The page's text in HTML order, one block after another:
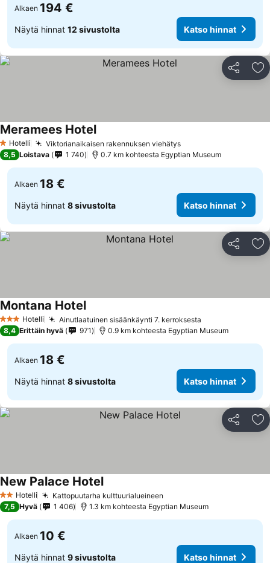
Alkaen 194 €
Näytä hinnat 12 sivustolta Katso hinnat
Jaa
1 Tähtiluokitus
Hotelli Viktorianaikaisen rakennuksen viehätys
Meramees Hotel
8,5 Loistava 1 740 0.7 km kohteesta Egyptian Museum
Alkaen 18 €
Näytä hinnat 8 sivustolta Katso hinnat
Jaa
3 Tähtiluokitus
Hotelli Ainutlaatuinen sisäänkäynti 7. kerroksesta
Montana Hotel
8,4 Erittäin hyvä 971 0.9 km kohteesta Egyptian Museum
Alkaen 18 €
Näytä hinnat 8 sivustolta Katso hinnat
Jaa
2 Tähtiluokitus
Hotelli Kattopuutarha kulttuurialueineen
New Palace Hotel
7,5 Hyvä 1 406 1.3 km kohteesta Egyptian Museum
Alkaen 10 €
Näytä hinnat 9 sivustolta Katso hinnat